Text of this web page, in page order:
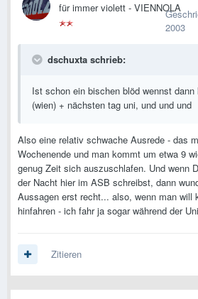
für immer violett - VIENNOLA
2003
dschuxta schrieb:
Ist schon ein bischen blöd wennst
(wien) + nächsten tag uni, und und und
Also eine relativ schwache Ausrede - das
Wochenende und man kommt um etwa 9
genug Zeit sich auszuschlafen. Und wenn
der Nacht hier im ASB schreibst, dann
Aussagen erst recht... also, wenn man will
hinfahren - ich fahr ja sogar während der
Zitieren